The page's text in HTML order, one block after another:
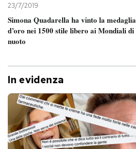
23/7/2019
Simona Quadarella ha vinto la medaglia
d’oro nei 1500 stile libero ai Mondiali di
nuoto
In evidenza